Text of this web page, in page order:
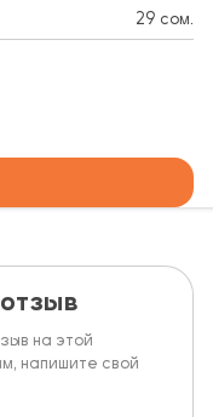
29 сом.
на этой
напишите свой